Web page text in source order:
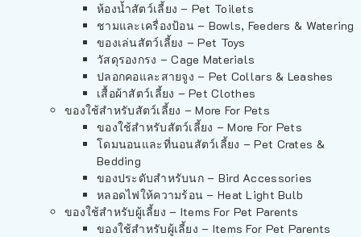
ห้องน้ำสัตว์เลี้ยง – Pet Toilets
ชามและเครื่องป้อน – Bowls, Feeders & Watering
ของเล่นสัตว์เลี้ยง – Pet Toys
วัสดุรองกรง – Cage Materials
ปลอกคอและสายจูง – Pet Collars & Leashes
เสื้อผ้าสัตว์เลี้ยง – Pet Clothes
ของใช้สำหรับสัตว์เลี้ยง – More For Pets
ของใช้สำหรับสัตว์เลี้ยง – More For Pets
โดมนอนและที่นอนสัตว์เลี้ยง – Pet Crates &
Bedding
ของประดับสำหรับนก – Bird Accessories
หลอดไฟให้ความร้อน – Heat Light Bulb
ของใช้สำหรับผู้เลี้ยง – Items For Pet Parents
ของใช้สำหรับผู้เลี้ยง – Items For Pet Parents